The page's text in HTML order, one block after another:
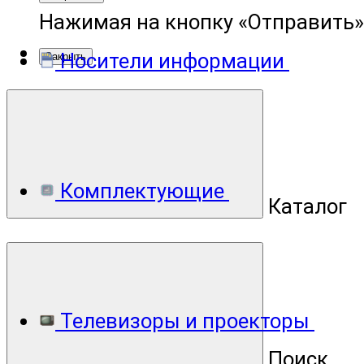
Нажимая на кнопку
Закрыть
Каталог
Носители информации
Комплектующие
Телевизоры и проекторы